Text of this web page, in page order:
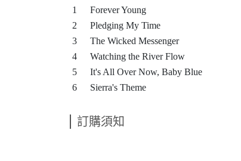
1
Forever Young
2
Pledging My Time
3
The Wicked Messenger
4
Watching the River Flow
5
It's All Over Now, Baby Blue
6
Sierra's Theme
訂購須知